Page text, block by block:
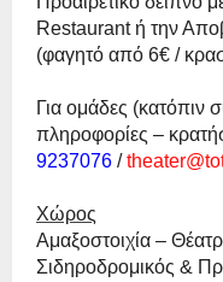
Restaurantή την
(φαγητό από 6€ /
Για ομάδες (κατόπιν
πληροφορίες –
9237076 /theater@
Χώρος
Αμαξοστοιχία –
Σιδηροδρομικός &